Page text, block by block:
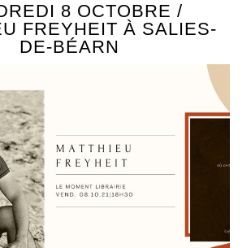
8 OCTOBRE /
FREYHEIT À SALIES-
DE-BÉARN